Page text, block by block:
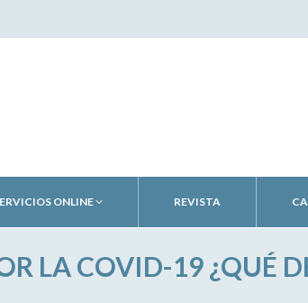
ONLINE REVISTA
LA COVID-19 ¿QUÉ